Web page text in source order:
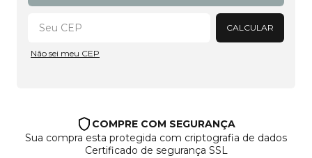
CALCULAR
Não sei meu CEP
COMPRE COM SEGURANÇA
Sua compra esta protegida com criptografia de dados
Certificado de segurança SSL